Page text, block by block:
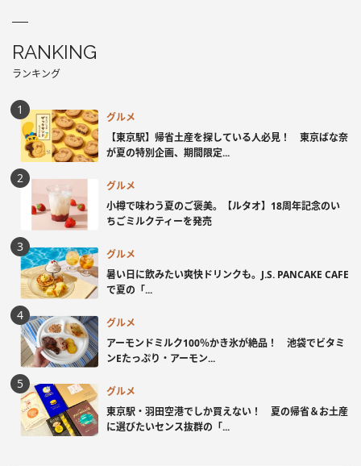
RANKING
ランキング
グルメ
【東京駅】帰省土産を探している人必見！ 東京ばな奈
が夏の特別企画、期間限定...
グルメ
小樽で味わう夏のご褒美。【ルタオ】18周年記念のい
ちごミルクティーを発売
グルメ
暑い日に飲みたい爽快ドリンクも。J.S. PANCAKE CAFE
で夏の「...
グルメ
アーモンドミルク100％かき氷が絶品！ 池袋でビタミ
ンEたっぷり・アーモン...
グルメ
東京駅・羽田空港でしか買えない！ 夏の帰省＆お土産
に選びたいセンス抜群の「...